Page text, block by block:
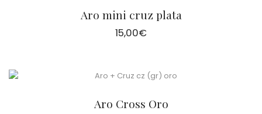
Aro mini cruz plata
15,00€
Aro Cross Oro